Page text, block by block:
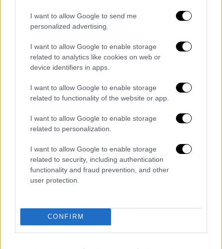
I want to allow Google to send me
personalized advertising.
I want to allow Google to enable storage
related to analytics like cookies on web or
device identifiers in apps.
I want to allow Google to enable storage
related to functionality of the website or app.
I want to allow Google to enable storage
related to personalization.
I want to allow Google to enable storage
related to security, including authentication
functionality and fraud prevention, and other
user protection.
CONFIRM
ένας «πολύτιμος ακαδημαϊκός συνεργάτης
στην αποκάλυψη της κληρονομιάς αυτής της
γης». «Μια επίθεση στους μελετητές της
είναι επίθεση στην παγκόσμια επιστημονική
κοινότητα», ανέφερε το πανεπιστήμιο σε
δήλωση που μετέδωσε η Jerusalem Post.
Το Υπουργείο Εξωτερικών του Ισραήλ
εξέδωσε ανακοίνωση στην οποία αναφέρει
ότι η επίθεση ήταν μια «επονείδιστη πράξη
έρχεται σε άμεση αντίθεση με τις αξίες
του σεβασμού, της συνύπαρξης και της
θρησκευτικής ελευθερίαςπάνω στις οποίες
ιδρύθηκε το Ισραήλ και στις οποίες
The State of Israel views yesterday’s
attack against a nun in Jerusalem